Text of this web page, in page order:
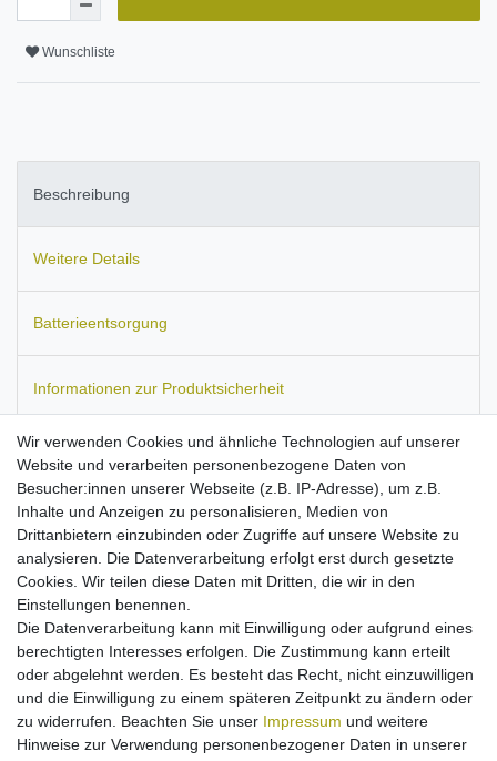
Wunschliste
Beschreibung
Weitere Details
Batterieentsorgung
Informationen zur Produktsicherheit
Passend für:Motorola A668, V80.Ersetzt den Akku-Typ:
BA620, SNN5614A, SNN5614B, CFNN1033.Maße:ca. 47 x 36 x
6 mm.Kapazität: 700 mAh.
Stärkster erwerbbarer Akku dieser Modelle
Ausgestattet mit Qualitätszellen
geprüfte PolarCell-Qualitätsakkus
Kein Billigakku, sondern streng kontrollierte Markenware
nach allen EU-Normen
Überlade-, Hitze- und Kurzschlussschutz
Ladbar mit Originalnetzteil
High-End Li-Ion Technologie: hohe Kapazität ohne
Memory-Effekt
Wir verwenden Cookies und ähnliche Technologien auf unserer
Website und verarbeiten personenbezogene Daten von
Besucher:innen unserer Webseite (z.B. IP-Adresse), um z.B.
Inhalte und Anzeigen zu personalisieren, Medien von
Drittanbietern einzubinden oder Zugriffe auf unsere Website zu
analysieren. Die Datenverarbeitung erfolgt erst durch gesetzte
Cookies. Wir teilen diese Daten mit Dritten, die wir in den
Einstellungen benennen.
Die Datenverarbeitung kann mit Einwilligung oder aufgrund eines
berechtigten Interesses erfolgen. Die Zustimmung kann erteilt
oder abgelehnt werden. Es besteht das Recht, nicht einzuwilligen
und die Einwilligung zu einem späteren Zeitpunkt zu ändern oder
zu widerrufen. Beachten Sie unser Impressum und weitere
Hinweise zur Verwendung personenbezogener Daten in unserer